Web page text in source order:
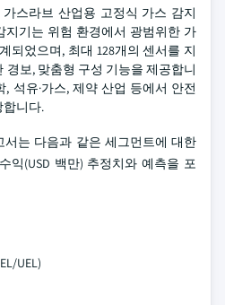
가스라브 산업용 고정식 가스 감지
지기는 위험 환경에서 광범위한 가
되었으며, 최대 128개의 센서를 지
경보, 맞춤형 구성 기능을 제공합니
석유·가스, 제약 산업 등에서 안전
니다.
는 다음과 같은 세그먼트에 대한
익(USD 백만) 추정치와 예측을 포
UEL)